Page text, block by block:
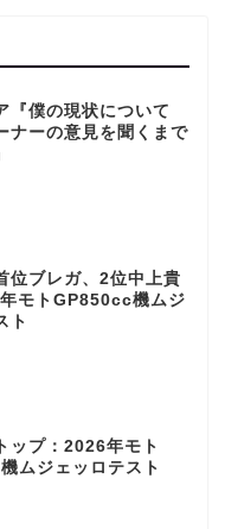
『僕の現状について
ナーの意見を聞くまで
位ブレガ、2位中上貴
モトGP850cc機ムジ
ト
ップ：2026年モト
ムジェッロテスト